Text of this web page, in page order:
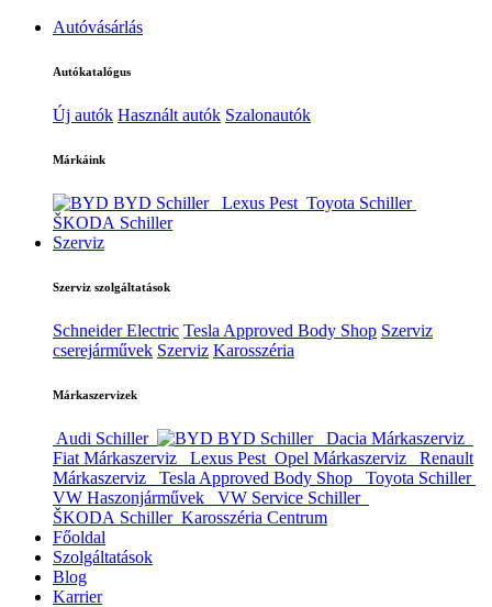
Autóvásárlás
Autókatalógus
Új autók Használt autók Szalonautók
Márkáink
BYD Schiller Lexus Pest Toyota Schiller
ŠKODA Schiller
Szerviz
Szerviz szolgáltatások
Schneider Electric Tesla Approved Body Shop Szerviz
cserejárművek Szerviz Karosszéria
Márkaszervizek
Audi Schiller BYD Schiller
Dacia Márkaszerviz
Fiat Márkaszerviz
Lexus Pest Opel Márkaszerviz
Renault
Márkaszerviz
Tesla Approved Body Shop
Toyota Schiller
VW Haszonjárművek
VW Service Schiller
ŠKODA Schiller Karosszéria Centrum
Főoldal
Szolgáltatások
Blog
Karrier